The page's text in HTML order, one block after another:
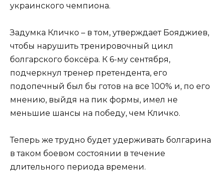
украинского чемпиона.
Задумка Кличко – в том, утверждает Бояджиев,
чтобы нарушить тренировочный цикл
болгарского боксёра. К 6-му сентября,
подчеркнул тренер претендента, его
подопечный был бы готов на все 100% и, по его
мнению, выйдя на пик формы, имел не
меньшие шансы на победу, чем Кличко.
Теперь же трудно будет удерживать болгарина
в таком боевом состоянии в течение
длительного периода времени.